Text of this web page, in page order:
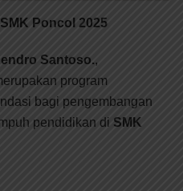
Poncol 2025
Santoso.,
program
bagi pengembangan
pendidikan di SMK